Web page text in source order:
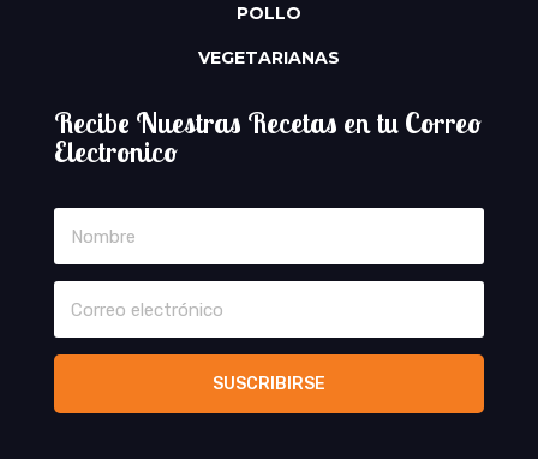
POLLO
VEGETARIANAS
Recibe Nuestras Recetas en tu Correo
Electronico
SUSCRIBIRSE